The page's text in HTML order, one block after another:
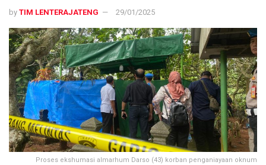
by TIM LENTERAJATENG 29/01/2025
Proses ekshumasi almarhum Darso (43) korban penganiayaan oknum